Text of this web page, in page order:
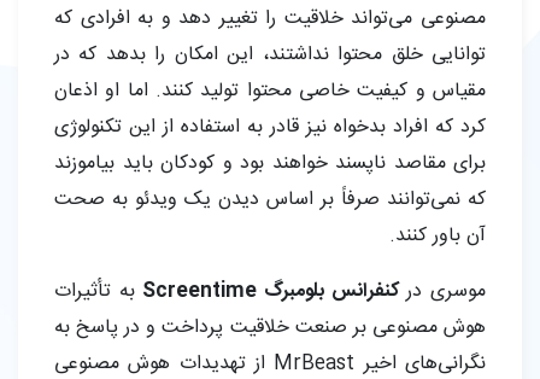
مصنوعی می‌تواند خلاقیت را تغییر دهد و به افرادی که
توانایی خلق محتوا نداشتند، این امکان را بدهد که در
مقیاس و کیفیت خاصی محتوا تولید کنند. اما او اذعان
کرد که افراد بدخواه نیز قادر به استفاده از این تکنولوژی
برای مقاصد ناپسند خواهند بود و کودکان باید بیاموزند
که نمی‌توانند صرفاً بر اساس دیدن یک ویدئو به صحت
آن باور کنند.
موسری درکنفرانس بلومبرگ Screentime
به تأثیرات
هوش مصنوعی بر صنعت خلاقیت پرداخت و در پاسخ به
نگرانی‌های اخیر MrBeast از تهدیدات هوش مصنوعی